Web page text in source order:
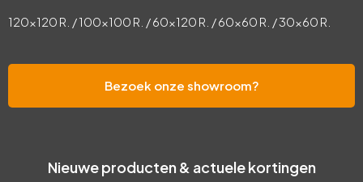
120×120 R. / 100×100 R. / 60×120 R. / 60×60 R. / 30×60 R.
Bezoek onze showroom?
Nieuwe producten & actuele kortingen